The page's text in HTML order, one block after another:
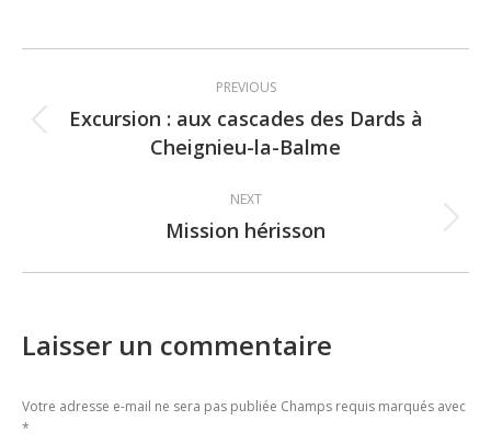
navigation
PREVIOUS
Previous
post:
Excursion : aux cascades des Dards à
Cheignieu-la-Balme
NEXT
Next
Mission hérisson
Laisser un commentaire
Votre adresse e-mail ne sera pas publiée Champs requis marqués avec
*